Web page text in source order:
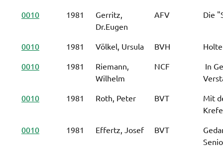
0010
1981
Gerritz,
Dr.Eugen
AFV Die
0010 1981 Völkel, Ursula BVH
0010
1981
Riemann,
Wilhelm
NCF
 In
0010
1981 Roth, Peter BVT
Mit
0010
1981 Effertz, Josef BVT